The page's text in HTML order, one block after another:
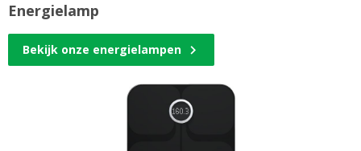
Energielamp
Bekijk onze energielampen